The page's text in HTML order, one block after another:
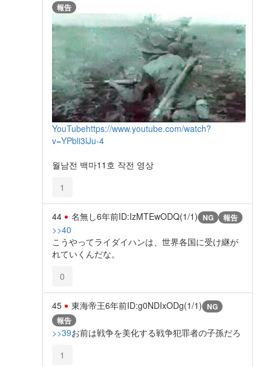
報告
YouTubehttps://www.youtube.com/watch?
v=YPbli3lJu-4
월남전 백마11호 작전 영상
1
44 名無し6年前ID:IzMTEwODQ(1/1) NG 報告
>>40
こうやってライダイハンは、世界各国に受け継が
れていくんだな。
0
45 東海帝王6年前ID:g0NDIxODg(1/1) NG
報告
>>39お前は戦争を美化する戦争犯罪者の子孫だろ
1